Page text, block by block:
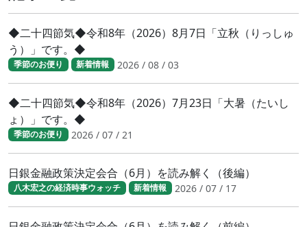
◆二十四節気◆令和8年（2026）8月7日「立秋（りっしゅ
う）」です。◆
季節のお便り 新着情報 2026 / 08 / 03
◆二十四節気◆令和8年（2026）7月23日「大暑（たいし
ょ）」です。◆
季節のお便り 2026 / 07 / 21
日銀金融政策決定会合（6月）を読み解く（後編）
八木宏之の経済時事ウォッチ 新着情報 2026 / 07 / 17